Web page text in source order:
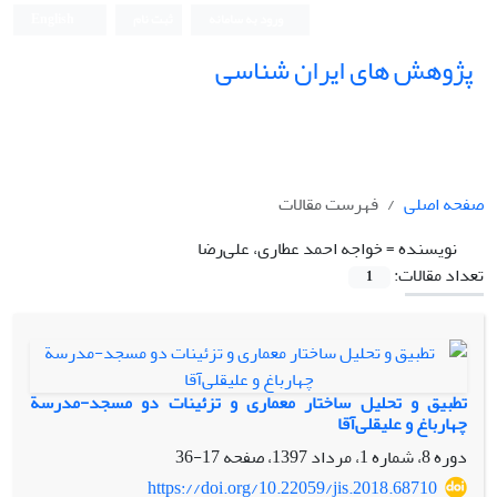
پژوهش های ایران شناسی
صفحه اصلی
فهرست مقالات
نویسنده =خواجه احمد عطاری، علی‌رضا
تعداد مقالات:
1
تطبیق و تحلیل ساختار معماری و تزئینات دو مسجد-مدرسة
چهارباغ و علیقلی‌آقا
دوره 8، شماره 1، مرداد 1397، صفحه
17-36
https://doi.org/10.22059/jis.2018.68710